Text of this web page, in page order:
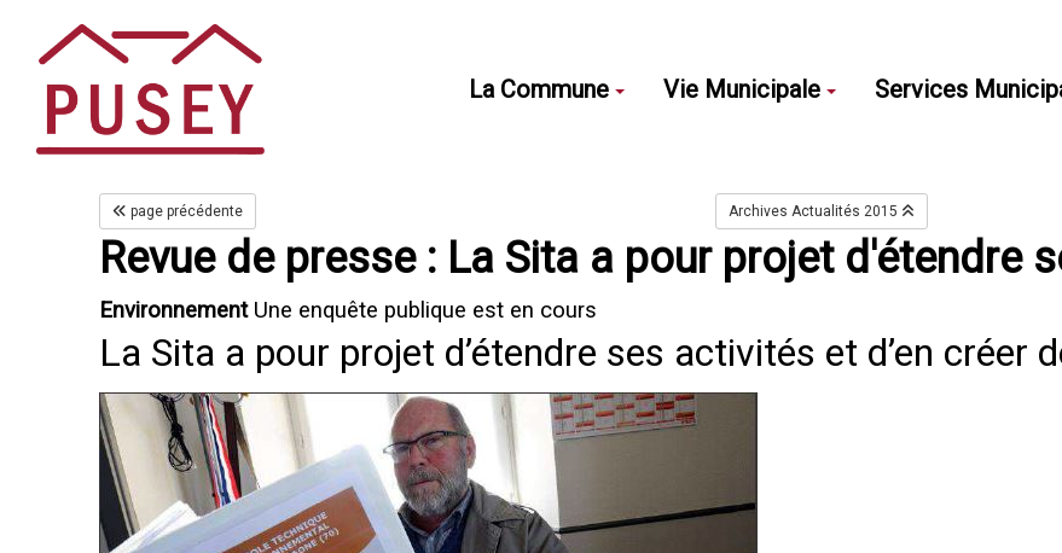
La Commune Vie Municipale Services
page précédente Archives Actualités 2015
Revue de presse : La Sita a pour projet d'étendre
Environnement Une enquête publique est en cours
La Sita a pour projet d’étendre ses activités et d’en créer